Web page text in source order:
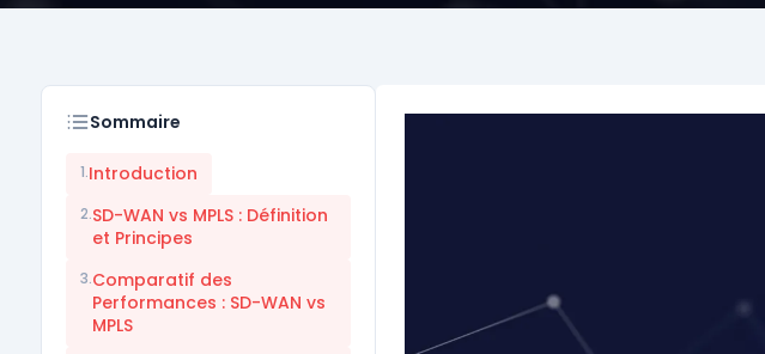
Sommaire
1.Introduction
2.SD-WAN vs MPLS : Définition
et Principes
3.Comparatif des
Performances : SD-WAN vs
MPLS